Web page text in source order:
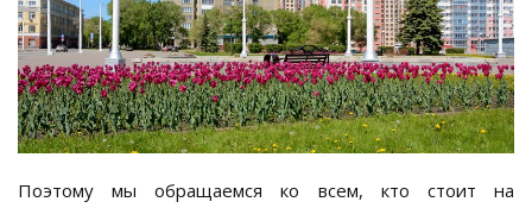
Поэтому мы обращаемся ко всем, кто стоит на